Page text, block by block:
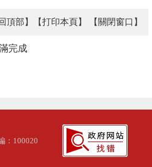
頂部】 【打印本頁】 【關閉窗口】
完成